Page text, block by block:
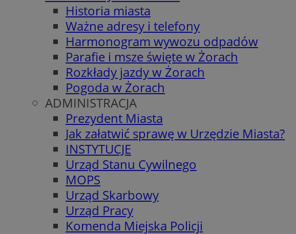
Historia miasta
Ważne adresy i telefony
Harmonogram wywozu odpadów
Parafie i msze święte w Żorach
Rozkłady jazdy w Żorach
Pogoda w Żorach
ADMINISTRACJA
Prezydent Miasta
Jak załatwić sprawę w Urzędzie Miasta?
INSTYTUCJE
Urząd Stanu Cywilnego
MOPS
Urząd Skarbowy
Urząd Pracy
Komenda Miejska Policji